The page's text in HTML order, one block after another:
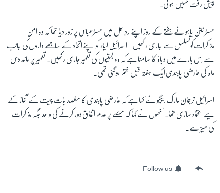
پیش رفت نہیں ہوئی۔
مسٹر نتن یاہو نے ہفتے کے روز اپنے ردِ عمل میں مسٹرعباس پر زور دیا تھا کہ وہ امن
مذاکرات کوتسلسل سے جاری رکھیں۔ اسرائیلی لیڈر کو اپنے اتحاد کے ساجھے داروں کی جانب
سے اِس بارے میں دباؤ کا سامنا ہے کہ وہ بستیوں کی تعمیر جاری رکھیں۔ تعمیر پر عائد دس
ماہ کی عارضی پابندی ایک ہفتہ قبل ختم ہوگئی تھی۔
اسرائیلی ترجمان مارک ریگیو نے کہا ہے کہ عارضی پابندی کا مقصد بات چیت کے آغاز کے
لیے اعتماد سازی تھا۔ اُنھوں نے کہا کہ مسئلے پر عدم اتفاق دور کرنے کی واحد جگہ مذاکرات
کی میز ہے۔
Follow us